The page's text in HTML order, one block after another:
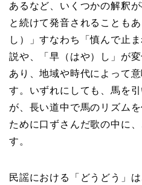
あるなど、いくつかの解釈
と続けて発音されることも
し）」すなわち「慎んで止
説や、「早（はや）し」が
あり、地域や時代によって
す。いずれにしても、馬を
が、長い道中で馬のリズム
ために口ずさんだ歌の中に
す。
民謡における「どうどう」